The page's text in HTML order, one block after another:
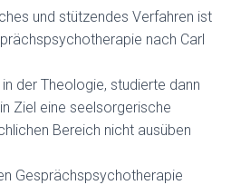
und stützendes Verfahren ist
nach Carl
der Theologie, studierte dann
Ziel eine seelsorgerische
Bereich nicht ausüben
Gesprächspsychotherapie